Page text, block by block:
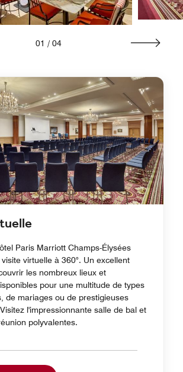
01 / 04
Paris Marriott Champs-Élysées
virtuelle à 360°. Un excellent
les nombreux lieux et
pour une multitude de types
de mariages ou de prestigieuses
l'impressionnante salle de bal et
polyvalentes.